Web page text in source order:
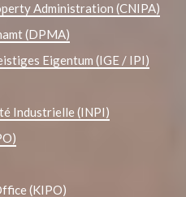
Administration (CNIPA)
(DPMA)
Eigentum (IGE / IPI)
Industrielle (INPI)
(KIPO)